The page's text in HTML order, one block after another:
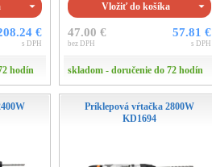
€
s DPH
hodín
Vložiť do košíka
47.00 €
bez DPH
57.81 €
s DPH
skladom - doručenie do 72 hodín
Príklepová vŕtačka 2800W
KD1694